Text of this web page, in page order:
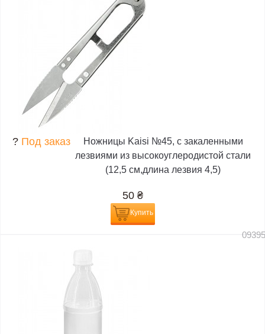
? Под заказ
Ножницы Kaisi №45, с закаленными
лезвиями из высокоуглеродистой стали
(12,5 см,длина лезвия 4,5)
50 ₴
Купить